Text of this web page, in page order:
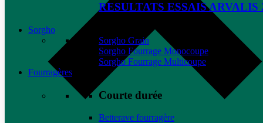
RESULTATS ESSAIS ARVALIS
Sorgho
Sorgho Grain
Sorgho Fourrage Monocoupe
Sorgho Fourrage Multicoupe
Fourragères
Courte durée
Betterave fourragère